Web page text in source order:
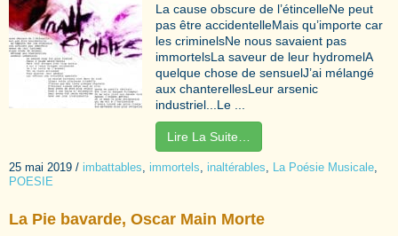
La cause obscure de l’étincelleNe peut
pas être accidentelleMais qu’importe car
les criminelsNe nous savaient pas
immortelsLa saveur de leur hydromelA
quelque chose de sensuelJ’ai mélangé
aux chanterellesLeur arsenic
industriel...Le ...
Lire La Suite…
25 mai 2019 / imbattables immortels inaltérables La Poésie Musicale
POESIE
La Pie bavarde, Oscar Main Morte